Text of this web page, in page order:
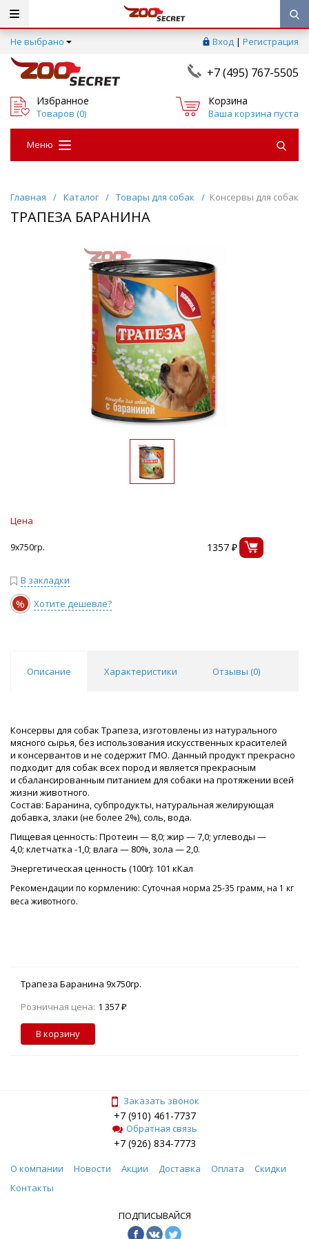
Не выбрано Вход | Регистрация
+7 (495) 767-5505
Избранное
Товаров (0)
Корзина
Ваша корзина пуста
Меню
Главная / Каталог / Товары для собак / Консервы для собак
ТРАПЕЗА БАРАНИНА
Цена
9х750гр. 1357 ₽
В закладки
% Хотите дешевле?
Описание Характеристики Отзывы (0)
Консервы для собак Трапеза, изготовлены из натурального
мясного сырья, без использования искусственных красителей
и консервантов и не содержит ГМО. Данный продукт прекрасно
подходит для собак всех пород и является прекрасным
и сбалансированным питанием для собаки на протяжении всей
жизни животного.
Состав: Баранина, субпродукты, натуральная желирующая
добавка, злаки (не более 2%), соль, вода.
Пищевая ценность: Протеин — 8,0; жир — 7,0; углеводы —
4,0; клетчатка -1,0; влага — 80%, зола — 2,0.
Энергетическая ценность (100г): 101 кКал
Рекомендации по кормлению: Суточная норма 25-35 грамм, на 1 кг
веса животного.
Трапеза Баранина 9х750гр.
Розничная цена: 1 357 ₽
В корзину
Заказать звонок
+7 (910) 461-7737
Обратная связь
+7 (926) 834-7773
О компании Новости Акции Доставка Оплата
Скидки
Контакты
ПОДПИСЫВАЙСЯ